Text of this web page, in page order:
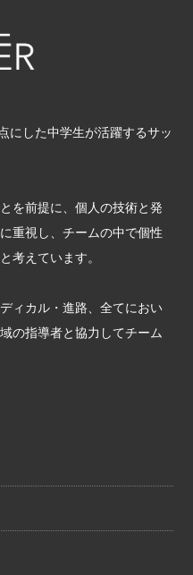
にした中学生が活躍するサッ
を前提に、個人の技術と発
重視し、チームの中で個性
考えています。
ィカル・進路、全てにおい
の指導者と協力してチーム